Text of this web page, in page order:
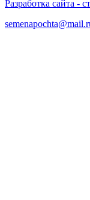
Разработка сайта -